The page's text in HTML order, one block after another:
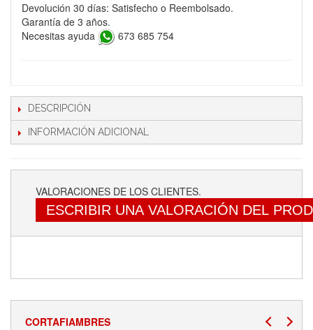
Devolución 30 días: Satisfecho o Reembolsado.
Garantía de 3 años.
Necesitas ayuda
673 685 754
DESCRIPCIÓN
INFORMACIÓN ADICIONAL
VALORACIONES DE LOS CLIENTES.
ESCRIBIR UNA VALORACIÓN DEL
CORTAFIAMBRES